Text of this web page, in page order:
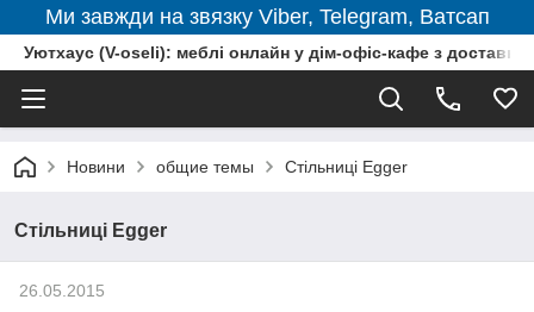
Ми завжди на звязку Viber, Telegram, Ватсап
Уютхаус (V-oseli): меблі онлайн у дім-офіс-кафе з
Новини общие темы Стільниці Egger
Стільниці Egger
26.05.2015